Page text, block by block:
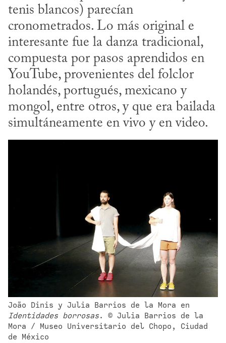
tenis blancos) parecían
cronometrados. Lo más original e
interesante fue la danza tradicional,
compuesta por pasos aprendidos en
YouTube, provenientes del folclor
holandés, portugués, mexicano y
mongol, entre otros, y que era bailada
simultáneamente en vivo y en video.
Identidades borrosas. © Julia Barrios de la
Mora / Museo Universitario del Chopo, Ciudad
de México